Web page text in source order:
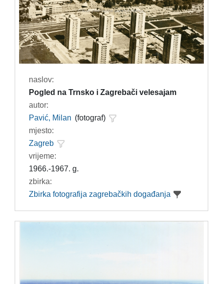
naslov:
Pogled na Trnsko i Zagrebači velesajam
autor:
Pavić, Milan (fotograf)
mjesto:
Zagreb
vrijeme:
1966.-1967. g.
zbirka:
Zbirka fotografija zagrebačkih događanja